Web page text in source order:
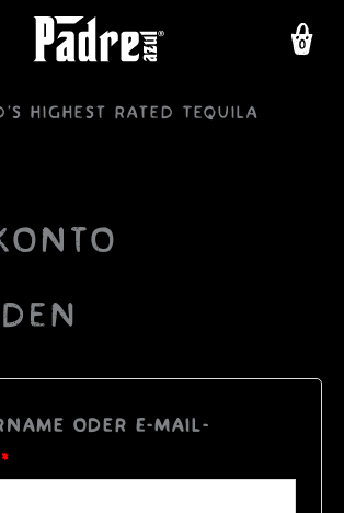
highest rated Tequila
oder E-Mail-
*